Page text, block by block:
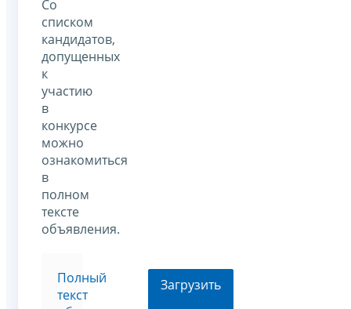
Со
списком
кандидатов,
допущенных
к
участию
в
конкурсе
можно
ознакомиться
в
полном
тексте
объявления.
Полный
текст
Загрузить